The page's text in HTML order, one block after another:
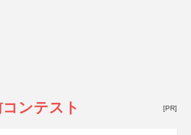
ンテスト [PR]